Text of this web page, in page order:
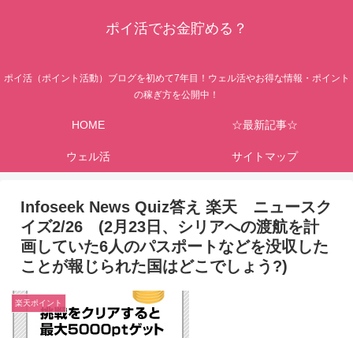
ポイ活でお金貯める？
ポイ活（ポイント活動）ブログを初めて7年目！ウェル活やお得な情報・ポイント
の稼ぎ方を公開中！
HOME ☆最新記事☆
ウェル活 サイトマップ
Infoseek News Quiz答え 楽天 ニュースク
イズ2/26 (2月23日、シリアへの渡航を計
画していた6人のパスポートなどを没収した
ことが報じられた国はどこでしょう?)
楽天ポイント